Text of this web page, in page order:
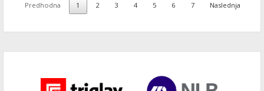
Predhodna 1 2 3 4 5 6 7 Naslednja